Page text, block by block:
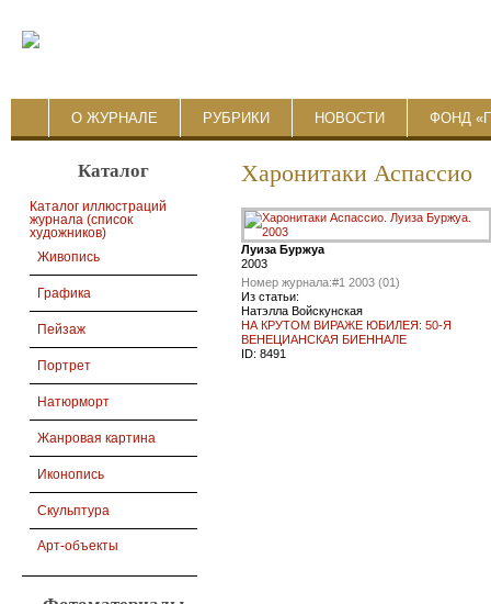
О ЖУРНАЛЕ РУБРИКИ НОВОСТИ ФОНД
Каталог
Каталог иллюстраций
журнала (список
художников)
Живопись
Графика
Пейзаж
Портрет
Натюрморт
Жанровая картина
Иконопись
Скульптура
Арт-объекты
Харонитаки Аспассио
Луиза Буржуа
2003
Номер журнала:#1 2003 (01)
Из статьи:
Натэлла Войскунская
НА КРУТОМ ВИРАЖЕ ЮБИЛЕЯ: 50-Я
ВЕНЕЦИАНСКАЯ БИЕННАЛЕ
ID: 8491